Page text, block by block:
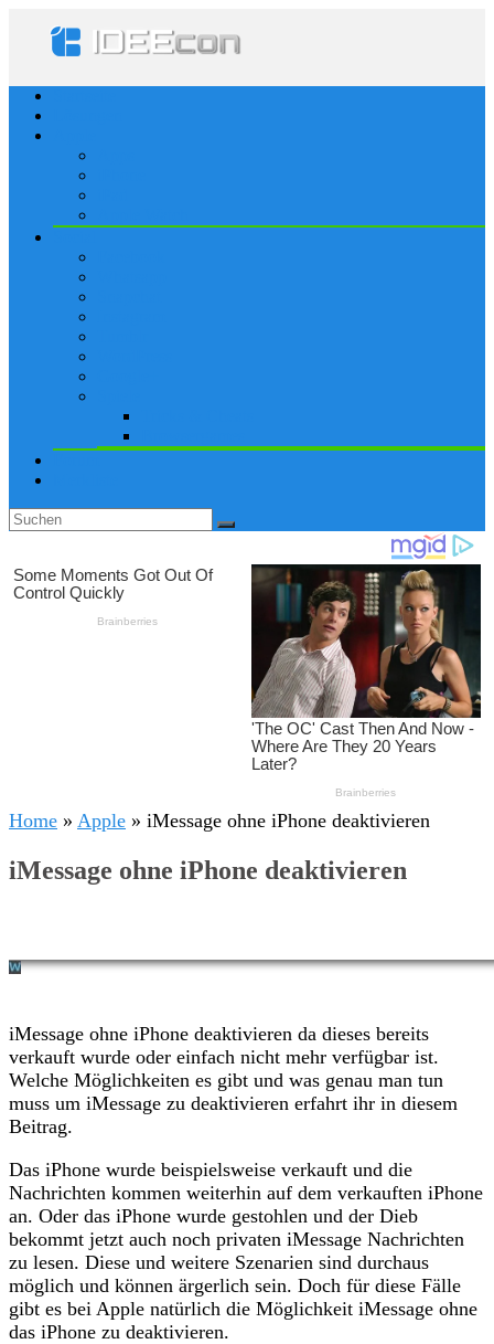
Home » Apple » iMessage ohne iPhone deaktivieren
iMessage ohne iPhone deaktivieren
iMessage ohne iPhone deaktivieren da dieses bereits
verkauft wurde oder einfach nicht mehr verfügbar ist.
Welche Möglichkeiten es gibt und was genau man tun
muss um iMessage zu deaktivieren erfahrt ihr in diesem
Beitrag.
Das iPhone wurde beispielsweise verkauft und die
Nachrichten kommen weiterhin auf dem verkauften iPhone
an. Oder das iPhone wurde gestohlen und der Dieb
bekommt jetzt auch noch privaten iMessage Nachrichten
zu lesen. Diese und weitere Szenarien sind durchaus
möglich und können ärgerlich sein. Doch für diese Fälle
gibt es bei Apple natürlich die Möglichkeit iMessage ohne
das iPhone zu deaktivieren.